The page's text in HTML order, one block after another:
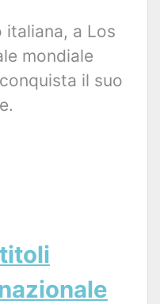
italiana, a Los
mondiale
il suo